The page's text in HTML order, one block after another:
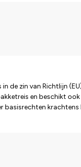
zin van Richtlijn
en beschikt
basisrechten krachtens